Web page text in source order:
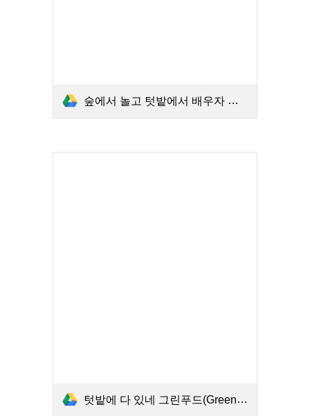
숲에서 놀고 텃밭에서 배우자 가을-2학기.PDF
텃밭에 다 있네 그린푸드(Green Food) 녹색 식생활 교육 프로그램.PDF